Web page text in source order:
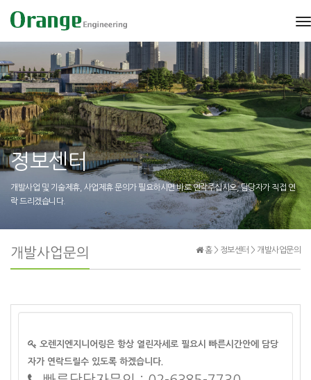
정보센터
개발사업 및 기술제휴, 사업제휴 문의가 필요하시면 바로 연락주십시오, 담당자가 직접 연
락 드리겠습니다.
홈 > 정보센터 > 개발사업문의
개발사업문의
오렌지엔지니어링은 항상 열린자세로 필요시 빠른시간안에 담당
자가 연락드릴수 있도록 하겠습니다.